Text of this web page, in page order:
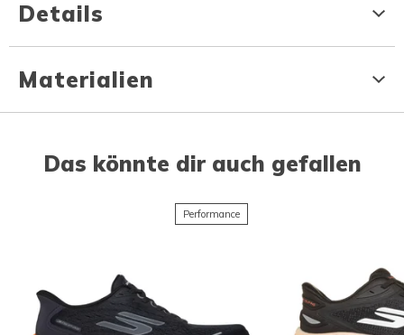
Details
Materialien
Das könnte dir auch gefallen
Performance